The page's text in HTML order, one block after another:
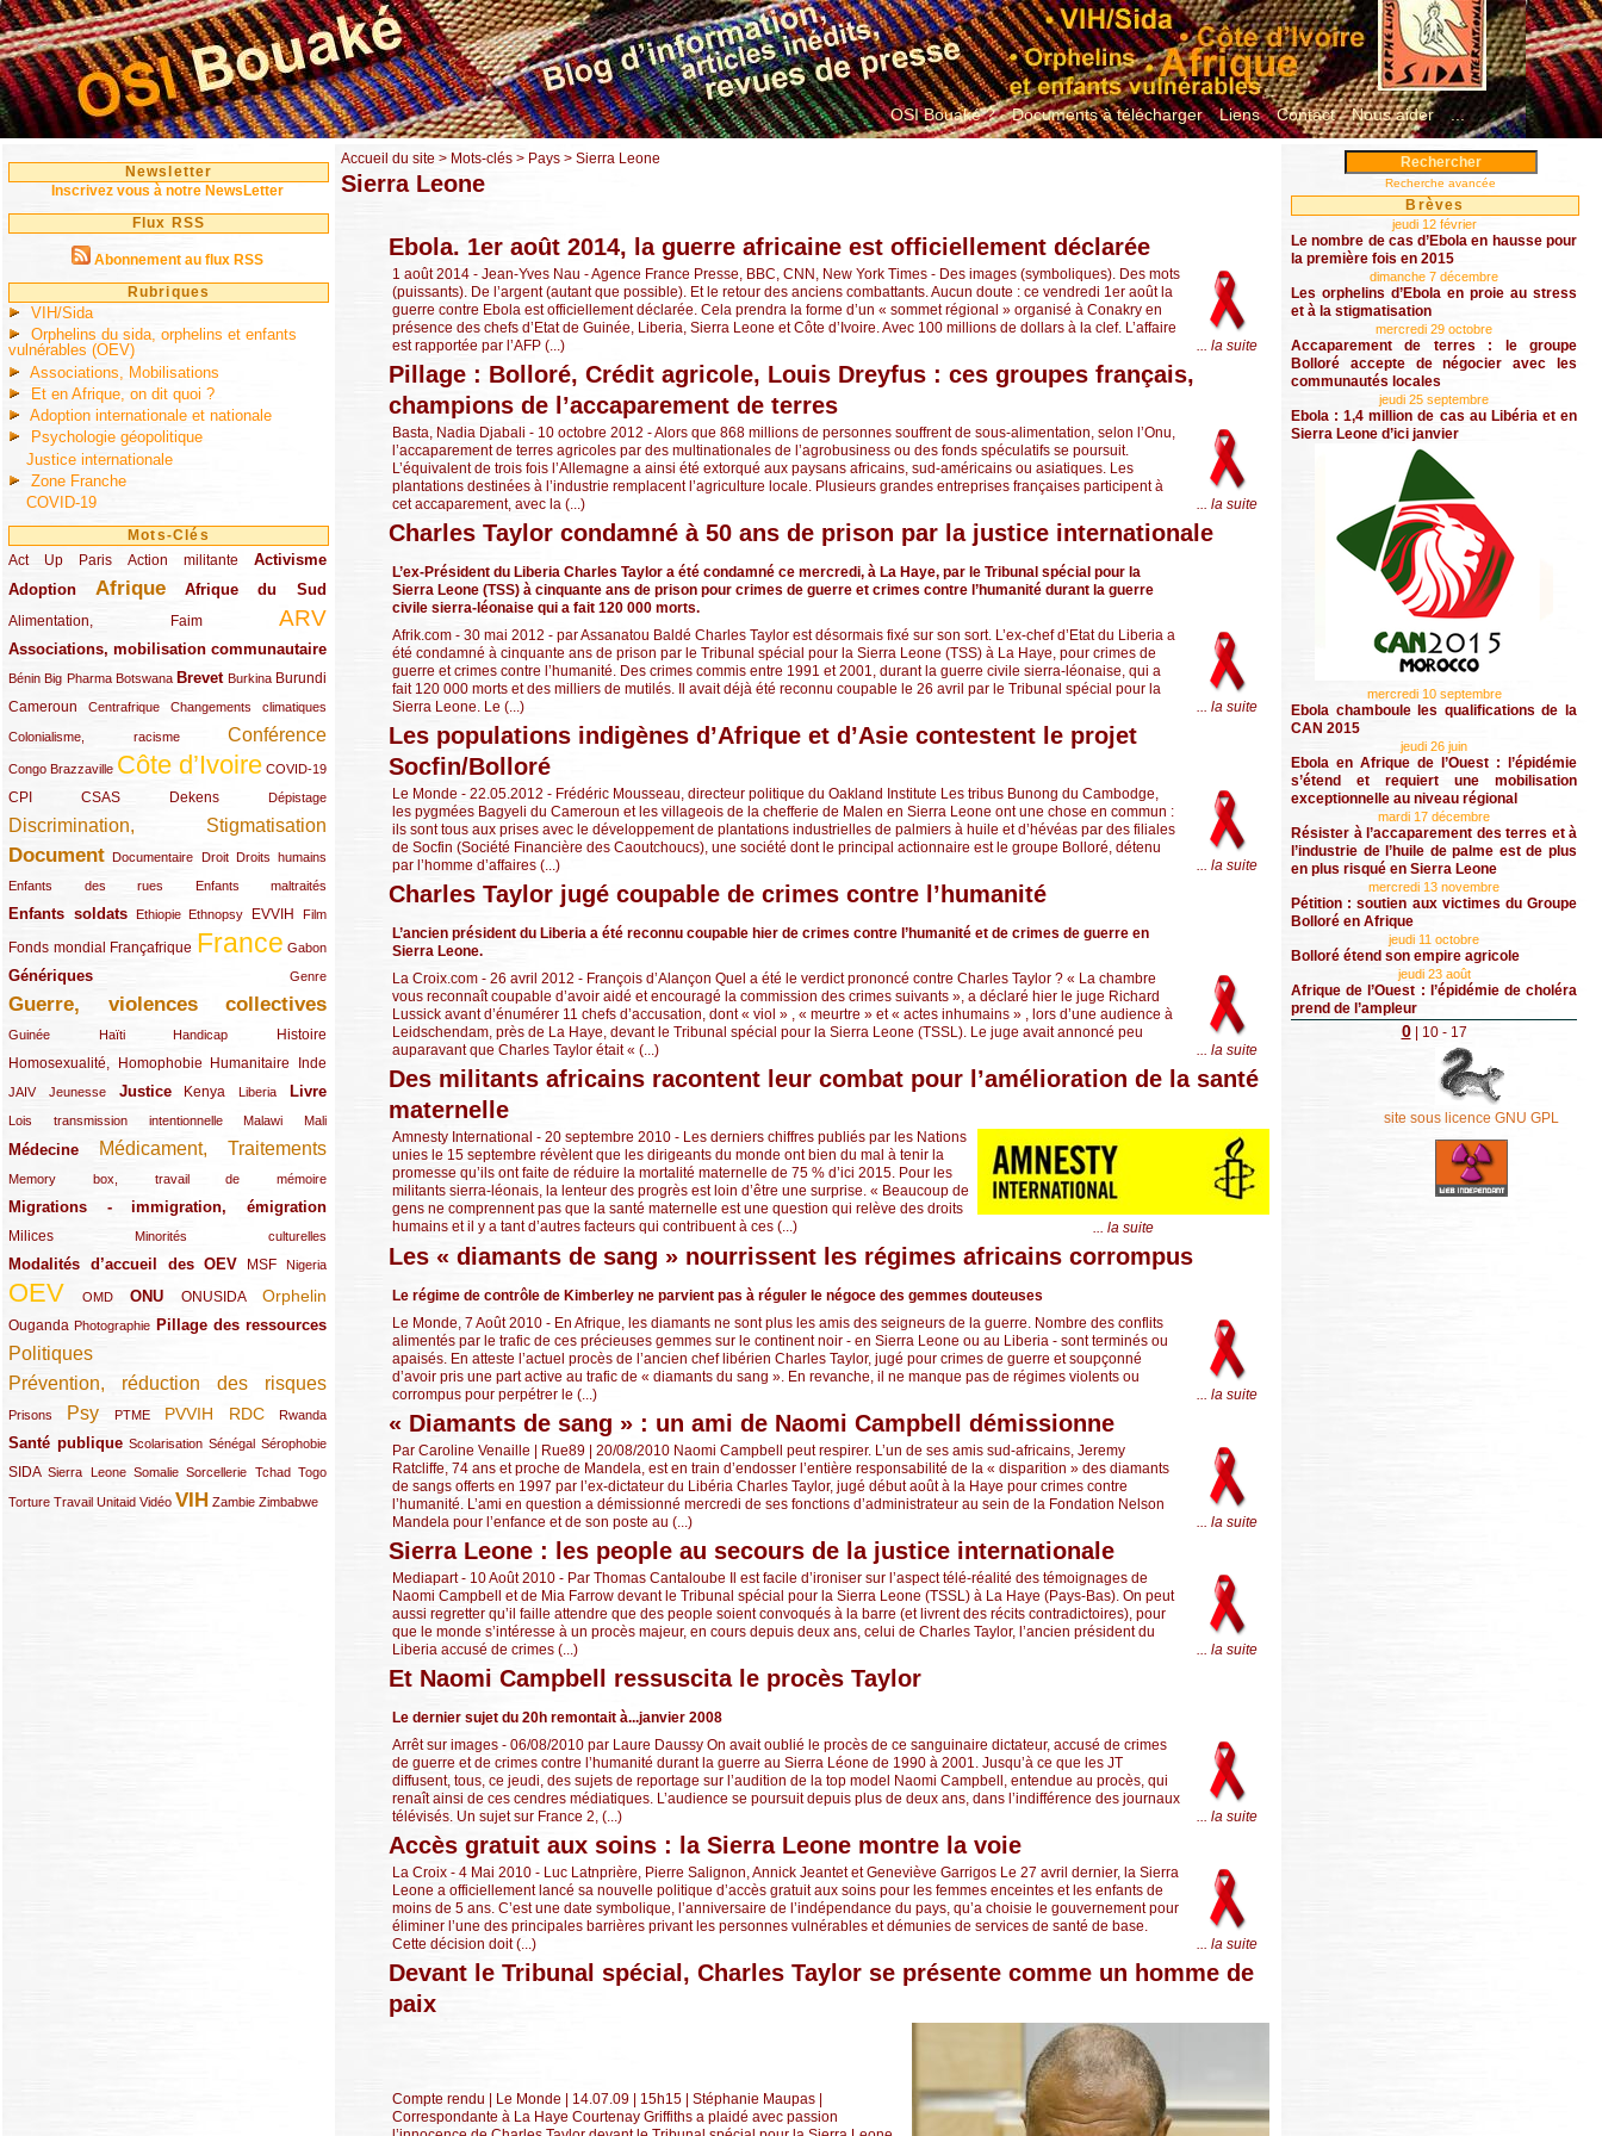
OSI Bouaké ? Documents à télécharger Liens Contact Nous aider ...
Newsletter
Inscrivez vous à notre NewsLetter
Flux RSS
Abonnement au flux RSS
Rubriques
VIH/Sida
Orphelins du sida, orphelins et enfants
vulnérables (OEV)
Associations, Mobilisations
Et en Afrique, on dit quoi ?
Adoption internationale et nationale
Psychologie géopolitique
Justice internationale
Zone Franche
COVID-19
Mots-Clés
Act Up Paris
(49/289) Action militante
(32/289) Activisme
(73/289)
Adoption
(82/289) Afrique
(161/289) Afrique du Sud
(73/289)
Alimentation, Faim
(48/289) ARV
(203/289)
Associations, mobilisation communautaire
(65/289)
Bénin
(13/289)Big Pharma
(16/289) Botswana
(9/289) Brevet
(83/289) Burkina
(18/289) Burundi
(30/289)
Cameroun
(47/289) Centrafrique
(23/289) Changements climatiques
(10/289)
Colonialisme, racisme
(19/289) Conférence
(118/289)
Congo Brazzaville
(24/289) Côte d’Ivoire
(263/289) COVID-19
(13/289)
CPI
(48/289) CSAS
(32/289) Dekens
(29/289) Dépistage
(19/289)
Discrimination, Stigmatisation
(131/289)
Document
(145/289) Documentaire
(9/289) Droit
(20/289) Droits humains
(22/289)
Enfants des rues
(21/289) Enfants maltraités
(10/289)
Enfants soldats
(68/289) Ethiopie
(12/289) Ethnopsy
(15/289) EVVIH
(55/289) Film
(22/289)
Fonds mondial
(48/289) Françafrique
(39/289) France
(289/289) Gabon
(12/289)
Génériques
(59/289) Genre
(22/289)
Guerre, violences collectives
(149/289)
Guinée
(12/289) Haïti
(15/289) Handicap
(10/289) Histoire
(49/289)
Homosexualité, Homophobie
(44/289) Humanitaire
(47/289) Inde
(34/289)
JAIV
(10/289)Jeunesse
(21/289) Justice
(65/289) Kenya
(35/289) Liberia
(25/289) Livre
(62/289)
Lois transmission intentionnelle
(24/289) Malawi
(11/289) Mali
(21/289)
Médecine
(62/289) Médicament, Traitements
(142/289)
Memory box, travail de mémoire
(11/289)
Migrations - immigration, émigration
(67/289)
Milices
(34/289) Minorités culturelles
(15/289)
Modalités d’accueil des OEV
(58/289) MSF
(54/289) Nigeria
(27/289)
OEV
(269/289) OMD
(26/289) ONU
(58/289) ONUSIDA
(44/289) Orphelin
(112/289)
Ouganda
(29/289) Photographie
(27/289) Pillage des ressources
(77/289)
Politiques
(120/289)
Prévention, réduction des risques
(131/289)
Prisons
(22/289) Psy
(119/289) PTME
(12/289) PVVIH
(111/289) RDC
(104/289) Rwanda
(23/289)
Santé publique
(59/289) Scolarisation
(9/289) Sénégal
(13/289) Sérophobie
(19/289)
SIDA
(29/289)Sierra Leone
(13/289) Somalie
(12/289) Sorcellerie
(19/289) Tchad
(10/289) Togo
(15/289)
Torture
(17/289)Travail
(21/289) Unitaid
(26/289) Vidéo
(23/289) VIH
(154/289) Zambie
(12/289) Zimbabwe
(21/289)
Accueil du site > Mots-clés > Pays > Sierra Leone
Sierra Leone
Ebola. 1er août 2014, la guerre africaine est officiellement déclarée
1 août 2014 - Jean-Yves Nau - Agence France Presse, BBC, CNN, New York Times - Des images (symboliques). Des mots
(puissants). De l’argent (autant que possible). Et le retour des anciens combattants. Aucun doute : ce vendredi 1er août la
guerre contre Ebola est officiellement déclarée. Cela prendra la forme d’un « sommet régional » organisé à Conakry en
présence des chefs d’Etat de Guinée, Liberia, Sierra Leone et Côte d’Ivoire. Avec 100 millions de dollars à la clef. L’affaire
est rapportée par l’AFP (...)
... la suite
Pillage : Bolloré, Crédit agricole, Louis Dreyfus : ces groupes français,
champions de l’accaparement de terres
Basta, Nadia Djabali - 10 octobre 2012 - Alors que 868 millions de personnes souffrent de sous-alimentation, selon l’Onu,
l’accaparement de terres agricoles par des multinationales de l’agrobusiness ou des fonds spéculatifs se poursuit.
L’équivalent de trois fois l’Allemagne a ainsi été extorqué aux paysans africains, sud-américains ou asiatiques. Les
plantations destinées à l’industrie remplacent l’agriculture locale. Plusieurs grandes entreprises françaises participent à
cet accaparement, avec la (...)
... la suite
Charles Taylor condamné à 50 ans de prison par la justice internationale
L’ex-Président du Liberia Charles Taylor a été condamné ce mercredi, à La Haye, par le Tribunal spécial pour la
Sierra Leone (TSS) à cinquante ans de prison pour crimes de guerre et crimes contre l’humanité durant la guerre
civile sierra-léonaise qui a fait 120 000 morts.
Afrik.com - 30 mai 2012 - par Assanatou Baldé Charles Taylor est désormais fixé sur son sort. L’ex-chef d’Etat du Liberia a
été condamné à cinquante ans de prison par le Tribunal spécial pour la Sierra Leone (TSS) à La Haye, pour crimes de
guerre et crimes contre l’humanité. Des crimes commis entre 1991 et 2001, durant la guerre civile sierra-léonaise, qui a
fait 120 000 morts et des milliers de mutilés. Il avait déjà été reconnu coupable le 26 avril par le Tribunal spécial pour la
Sierra Leone. Le (...)
... la suite
Les populations indigènes d’Afrique et d’Asie contestent le projet
Socfin/Bolloré
Le Monde - 22.05.2012 - Frédéric Mousseau, directeur politique du Oakland Institute Les tribus Bunong du Cambodge,
les pygmées Bagyeli du Cameroun et les villageois de la chefferie de Malen en Sierra Leone ont une chose en commun :
ils sont tous aux prises avec le développement de plantations industrielles de palmiers à huile et d’hévéas par des filiales
de Socfin (Société Financière des Caoutchoucs), une société dont le principal actionnaire est le groupe Bolloré, détenu
par l’homme d’affaires (...)
... la suite
Charles Taylor jugé coupable de crimes contre l’humanité
L’ancien président du Liberia a été reconnu coupable hier de crimes contre l’humanité et de crimes de guerre en
Sierra Leone.
La Croix.com - 26 avril 2012 - François d’Alançon Quel a été le verdict prononcé contre Charles Taylor ? « La chambre
vous reconnaît coupable d’avoir aidé et encouragé la commission des crimes suivants », a déclaré hier le juge Richard
Lussick avant d’énumérer 11 chefs d’accusation, dont « viol » , « meurtre » et « actes inhumains » , lors d’une audience à
Leidschendam, près de La Haye, devant le Tribunal spécial pour la Sierra Leone (TSSL). Le juge avait annoncé peu
auparavant que Charles Taylor était « (...)
... la suite
Des militants africains racontent leur combat pour l’amélioration de la santé
maternelle
Amnesty International - 20 septembre 2010 - Les derniers chiffres publiés par les Nations
unies le 15 septembre révèlent que les dirigeants du monde ont bien du mal à tenir la
promesse qu’ils ont faite de réduire la mortalité maternelle de 75 % d’ici 2015. Pour les
militants sierra-léonais, la lenteur des progrès est loin d’être une surprise. « Beaucoup de
gens ne comprennent pas que la santé maternelle est une question qui relève des droits
humains et il y a tant d’autres facteurs qui contribuent à ces (...)
... la suite
Les « diamants de sang » nourrissent les régimes africains corrompus
Le régime de contrôle de Kimberley ne parvient pas à réguler le négoce des gemmes douteuses
Le Monde, 7 Août 2010 - En Afrique, les diamants ne sont plus les amis des seigneurs de la guerre. Nombre des conflits
alimentés par le trafic de ces précieuses gemmes sur le continent noir - en Sierra Leone ou au Liberia - sont terminés ou
apaisés. En atteste l’actuel procès de l’ancien chef libérien Charles Taylor, jugé pour crimes de guerre et soupçonné
d’avoir pris une part active au trafic de « diamants du sang ». En revanche, il ne manque pas de régimes violents ou
corrompus pour perpétrer le (...)
... la suite
« Diamants de sang » : un ami de Naomi Campbell démissionne
Par Caroline Venaille | Rue89 | 20/08/2010 Naomi Campbell peut respirer. L’un de ses amis sud-africains, Jeremy
Ratcliffe, 74 ans et proche de Mandela, est en train d’endosser l’entière responsabilité de la « disparition » des diamants
de sangs offerts en 1997 par l’ex-dictateur du Libéria Charles Taylor, jugé début août à la Haye pour crimes contre
l’humanité. L’ami en question a démissionné mercredi de ses fonctions d’administrateur au sein de la Fondation Nelson
Mandela pour l’enfance et de son poste au (...)
... la suite
Sierra Leone : les people au secours de la justice internationale
Mediapart - 10 Août 2010 - Par Thomas Cantaloube Il est facile d’ironiser sur l’aspect télé-réalité des témoignages de
Naomi Campbell et de Mia Farrow devant le Tribunal spécial pour la Sierra Leone (TSSL) à La Haye (Pays-Bas). On peut
aussi regretter qu’il faille attendre que des people soient convoqués à la barre (et livrent des récits contradictoires), pour
que le monde s’intéresse à un procès majeur, en cours depuis deux ans, celui de Charles Taylor, l’ancien président du
Liberia accusé de crimes (...)
... la suite
Et Naomi Campbell ressuscita le procès Taylor
Le dernier sujet du 20h remontait à...janvier 2008
Arrêt sur images - 06/08/2010 par Laure Daussy On avait oublié le procès de ce sanguinaire dictateur, accusé de crimes
de guerre et de crimes contre l’humanité durant la guerre au Sierra Léone de 1990 à 2001. Jusqu’à ce que les JT
diffusent, tous, ce jeudi, des sujets de reportage sur l’audition de la top model Naomi Campbell, entendue au procès, qui
renaît ainsi de ces cendres médiatiques. L’audience se poursuit depuis plus de deux ans, dans l’indifférence des journaux
télévisés. Un sujet sur France 2, (...)
... la suite
Accès gratuit aux soins : la Sierra Leone montre la voie
La Croix - 4 Mai 2010 - Luc Latnprière, Pierre Salignon, Annick Jeantet et Geneviève Garrigos Le 27 avril dernier, la Sierra
Leone a officiellement lancé sa nouvelle politique d’accès gratuit aux soins pour les femmes enceintes et les enfants de
moins de 5 ans. C’est une date symbolique, l’anniversaire de l’indépendance du pays, qu’a choisie le gouvernement pour
éliminer l’une des principales barrières privant les personnes vulnérables et démunies de services de santé de base.
Cette décision doit (...)
... la suite
Devant le Tribunal spécial, Charles Taylor se présente comme un homme de
paix
Compte rendu | Le Monde | 14.07.09 | 15h15 | Stéphanie Maupas |
Correspondante à La Haye Courtenay Griffiths a plaidé avec passion
Recherche avancée
Brèves
jeudi 12 février
Le nombre de cas d’Ebola en hausse pour
la première fois en 2015
dimanche 7 décembre
Les orphelins d’Ebola en proie au stress
et à la stigmatisation
mercredi 29 octobre
Accaparement de terres : le groupe
Bolloré accepte de négocier avec les
communautés locales
jeudi 25 septembre
Ebola : 1,4 million de cas au Libéria et en
Sierra Leone d’ici janvier
mercredi 10 septembre
Ebola chamboule les qualifications de la
CAN 2015
jeudi 26 juin
Ebola en Afrique de l’Ouest : l’épidémie
s’étend et requiert une mobilisation
exceptionnelle au niveau régional
mardi 17 décembre
Résister à l’accaparement des terres et à
l’industrie de l’huile de palme est de plus
en plus risqué en Sierra Leone
mercredi 13 novembre
Pétition : soutien aux victimes du Groupe
Bolloré en Afrique
jeudi 11 octobre
Bolloré étend son empire agricole
jeudi 23 août
Afrique de l’Ouest : l’épidémie de choléra
prend de l’ampleur
0 10- 17
site sous licence GNU GPL